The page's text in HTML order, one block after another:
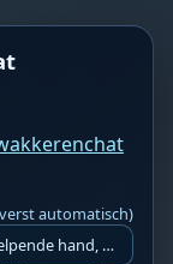
automatisch)
Ik ben op zoek naar een helpende hand, een menselijk oog, een admin die helpt met controleren of de chat wel correct word gemodereerd word door NoMoSpam. 98% gaat automatisch goed, toch ik dit nooit helemaal loslaten en moet er altijd een mens mee blijven opletten bij elke beslissing die gemaakt word. Waar bestaan de werkzaamheden uit? Mee kijken in admin log kanaal naar alle drugs/porno/scams die voorbij komen en in het geval van een randgevalletje, ingrijpen en b.v. een verwijderd maar wel toegestaan bericht terug plaatsen met een druk op de knop. tsja zo banaal en simpel is het gesteld.. Word je hier blij van? Nee. Strookt het je ego? Nee. Word je er beter van? Nee. Kost het veel tijd? Totaal niet, consistentie en regelmaat is belangrijker dan 'er even voor kunnen gaan zitten'.. het werk is in een paar seconden gepiept.. je checkt puur of AI de juiste beslissing heeft gemaakt.. …